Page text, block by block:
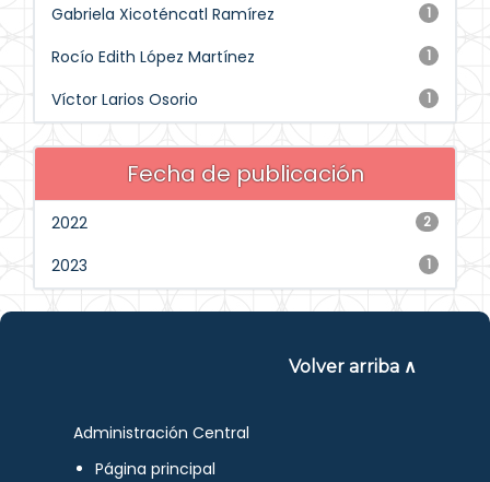
1
Gabriela Xicoténcatl Ramírez
1
Rocío Edith López Martínez
1
Víctor Larios Osorio
Fecha de publicación
2
2022
1
2023
Volver arriba ∧
Administración Central
Página principal